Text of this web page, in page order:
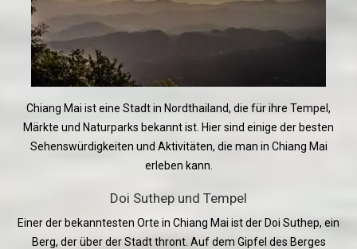
Chiang Mai ist eine Stadt in Nordthailand, die für ihre Tempel,
Märkte und Naturparks bekannt ist. Hier sind einige der besten
Sehenswürdigkeiten und Aktivitäten, die man in Chiang Mai
erleben kann.
Doi Suthep und Tempel
Einer der bekanntesten Orte in Chiang Mai ist der Doi Suthep, ein
Berg, der über der Stadt thront. Auf dem Gipfel des Berges